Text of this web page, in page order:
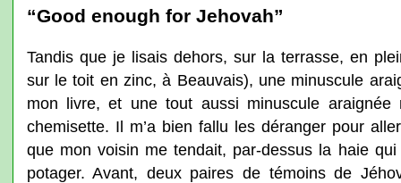
“Good enough for Jehovah”
Tandis que je lisais dehors, sur la terrasse, en
sur le toit en zinc, à Beauvais), une minuscule
mon livre, et une tout aussi minuscule
chemisette. Il m’a bien fallu les déranger pour
que mon voisin me tendait, par-dessus la haie
potager. Avant, deux paires de témoins de